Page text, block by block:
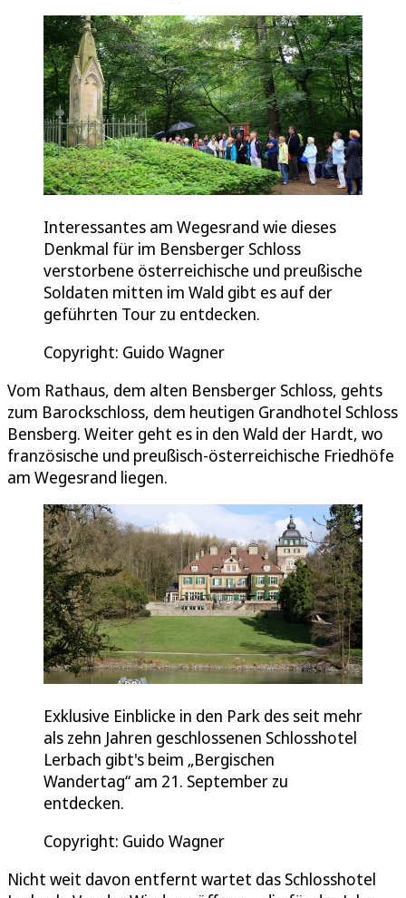
Interessantes am Wegesrand wie dieses
Denkmal für im Bensberger Schloss
verstorbene österreichische und preußische
Soldaten mitten im Wald gibt es auf der
geführten Tour zu entdecken.
Copyright: Guido Wagner
Vom Rathaus, dem alten Bensberger Schloss, gehts
zum Barockschloss, dem heutigen Grandhotel Schloss
Bensberg. Weiter geht es in den Wald der Hardt, wo
französische und preußisch-österreichische Friedhöfe
am Wegesrand liegen.
Exklusive Einblicke in den Park des seit mehr
als zehn Jahren geschlossenen Schlosshotel
Lerbach gibt's beim „Bergischen
Wandertag“ am 21. September zu
entdecken.
Copyright: Guido Wagner
Nicht weit davon entfernt wartet das Schlosshotel